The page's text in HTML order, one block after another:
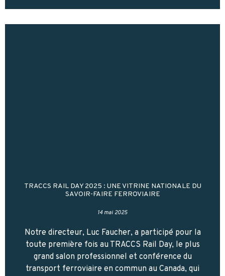
TRACCS RAIL DAY 2025 : UNE VITRINE NATIONALE DU
SAVOIR-FAIRE FERROVIAIRE
14 mai 2025
Notre directeur, Luc Faucher, a participé pour la
toute première fois au TRACCS Rail Day, le plus
grand salon professionnel et conférence du
transport ferroviaire en commun au Canada, qui